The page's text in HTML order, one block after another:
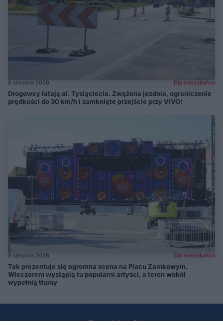
8 sierpnia 2026 Dla mieszkańca
Drogowcy łatają al. Tysiąclecia. Zwężona jezdnia, ograniczenie
prędkości do 30 km/h i zamknięte przejście przy VIVO!
8 sierpnia 2026 Dla mieszkańca
Tak prezentuje się ogromna scena na Placu Zamkowym.
Wieczorem wystąpią tu popularni artyści, a teren wokół
wypełnią tłumy